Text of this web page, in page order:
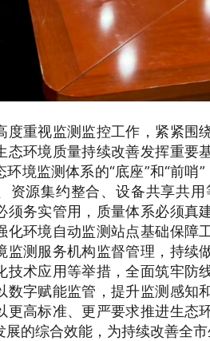
度重视监测监控工作，紧紧围
态环境质量持续改善发挥重要
环境监测体系的“底座”和“前哨
资源集约整合、设备共享共
须务实管用，质量体系必须真
化环境自动监测站点基础保障
监测服务机构监督管理，持续
技术应用等举措，全面筑牢防
数字赋能监管，提升监测感知
更高标准、更严要求推进生态
展的综合效能，为持续改善全